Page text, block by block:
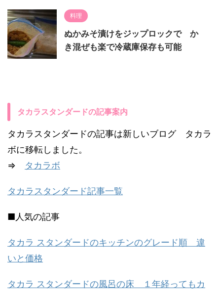
料理
ぬかみそ漬けをジップロックで か
き混ぜも楽で冷蔵庫保存も可能
タカラスタンダードの記事案内
タカラスタンダードの記事は新しいブログ タカラ
ボに移転しました。
⇒ タカラボ
タカラスタンダード記事一覧
■人気の記事
タカラ スタンダードのキッチンのグレード順 違
いと価格
タカラ スタンダードの風呂の床 １年経ってもカ